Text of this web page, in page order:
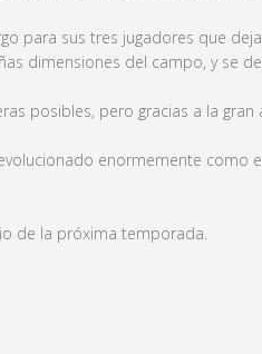
para sus tres jugadores que
dimensiones del campo, y se
posibles, pero gracias a la
enormemente como
de la próxima temporada.